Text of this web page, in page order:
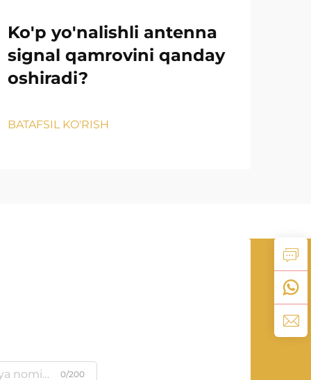
Ko'p yo'nalishli antenna
signal qamrovini qanday
oshiradi?
BATAFSIL KO'RISH
0/200